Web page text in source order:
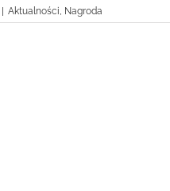
Aktualności, Nagroda